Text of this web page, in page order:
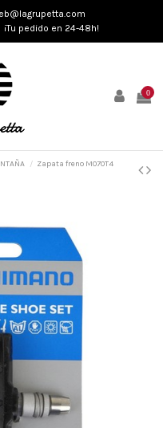
¡Tu pedido en 24-48h!
0
Zapata freno M070T4